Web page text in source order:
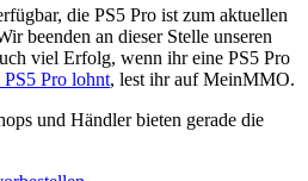
die PS5 Pro ist zum aktuellen
beenden an dieser Stelle unseren
viel Erfolg, wenn ihr eine PS5 Pro
Pro lohnt, lest ihr auf MeinMMO.
und Händler bieten gerade die